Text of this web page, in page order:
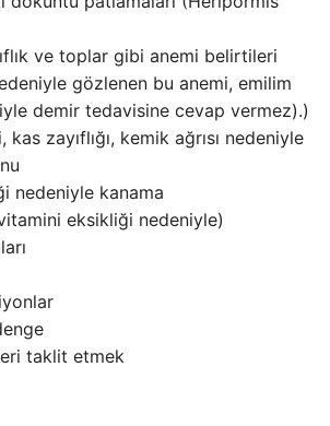
ve toplar gibi anemi belirtileri
gözlenen bu anemi, emilim
demir tedavisine cevap vermez).)
zayıflığı, kemik ağrısı nedeniyle
nedeniyle kanama
eksikliği nedeniyle)
taklit etmek